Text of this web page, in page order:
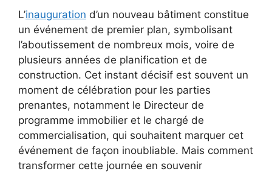
L’inauguration d’un nouveau bâtiment constitue
un événement de premier plan, symbolisant
l’aboutissement de nombreux mois, voire de
plusieurs années de planification et de
construction. Cet instant décisif est souvent un
moment de célébration pour les parties
prenantes, notamment le Directeur de
programme immobilier et le chargé de
commercialisation, qui souhaitent marquer cet
événement de façon inoubliable. Mais comment
transformer cette journée en souvenir